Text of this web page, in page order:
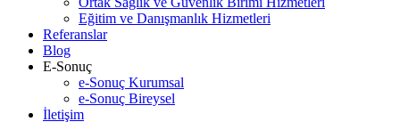
Eğitim ve Danışmanlık Hizmetleri
Referanslar
Blog
E-Sonuç
e-Sonuç Kurumsal
e-Sonuç Bireysel
İletişim